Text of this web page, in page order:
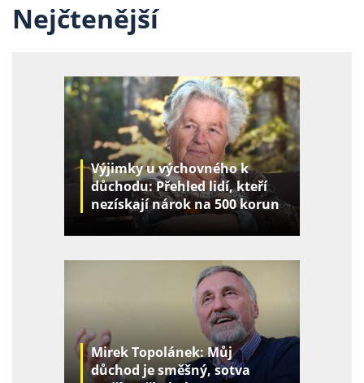
Nejčtenější
Výjimky u výchovného k
důchodu: Přehled lidí, kteří
nezískají nárok na 500 korun
za děti
Mirek Topolánek: Můj
důchod je směšný, sotva